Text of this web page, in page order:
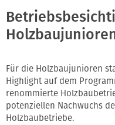
Für die Holzbaujunioren
Highlight auf dem
renommierte
potenziellen Nachwuchs
Holzbaubetriebe.